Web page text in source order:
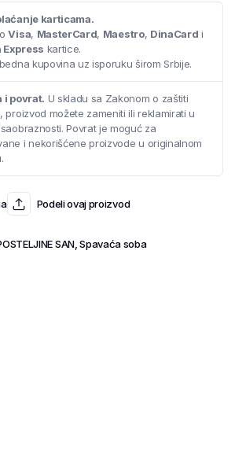
karticama.
Visa, MasterCard, Maestro, DinaCard i
Express kartice.
kupovina uz isporuku širom Srbije.
i povrat. U skladu sa Zakonom o zaštiti
proizvod možete zameniti ili reklamirati u
Povrat je moguć za
i nekorišćene proizvode u originalnom
Podeli ovaj proizvod
SAN,Spavaća soba